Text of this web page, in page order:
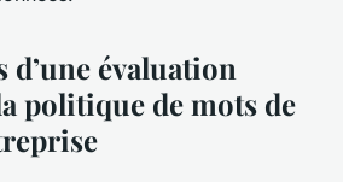
d’une évaluation
politique de mots de